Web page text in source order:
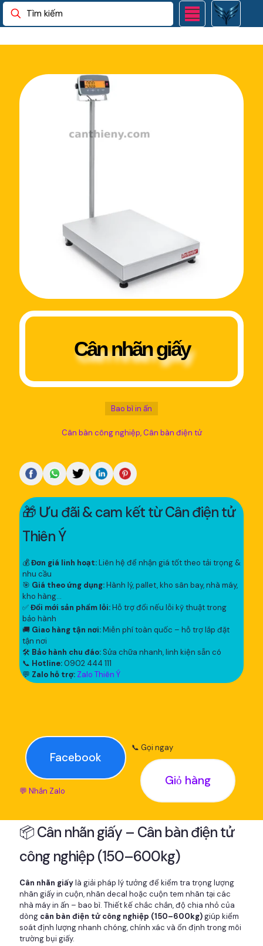
Cân nhãn giấy
Bao bì in ấn
Cân bàn công nghiệp Cân bàn điện tử
🎁 Ưu đãi & cam kết từ Cân điện tử
Thiên Ý
💰Đơn giá linh hoạt:Liên hệ để nhận giá tốt theo tải trọng &
nhu cầu
🎯 Giá theo ứng dụng:Hành lý, pallet, kho sân bay, nhà máy,
kho hàng...
✅Đổi mới sản phẩm lỗi:Hỗ trợ đổi nếu lỗi kỹ thuật trong
bảo hành
🚚 Giao hàng tận nơi:Miễn phí toàn quốc – hỗ trợ lắp đặt
tận nơi
🛠 Bảo hành chu đáo: Sửa chữa nhanh, linh kiện sẵn có
📞 Hotline: 0902 444 111
💬 Zalo hỗ trợ: Zalo Thiên Ý
Facebook
💬 Nhắn Zalo
📞 Gọi ngay
Giỏ hàng
📦 Cân nhãn giấy – Cân bàn điện tử
công nghiệp (150–600kg)
Cân nhãn giấylà giải pháp lý tưởng để kiểm tra trọng lượng
nhãn giấy in cuộn, nhãn decal hoặc cuộn tem nhãn tại các
nhà máy in ấn – bao bì. Thiết kế chắc chắn, độ chia nhỏ của
dòng cân bàn điện tử công nghiệp (150–600kg)giúp kiểm
soát định lượng nhanh chóng, chính xác và ổn định trong môi
trường bụi giấy.